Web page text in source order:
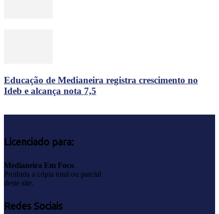
Educação de Medianeira registra crescimento no
Ideb e alcança nota 7,5
Licenciado para:
Medianeira Em Foco.
Proibida a cópia total ou parcial
deste site.
Redes Sociais